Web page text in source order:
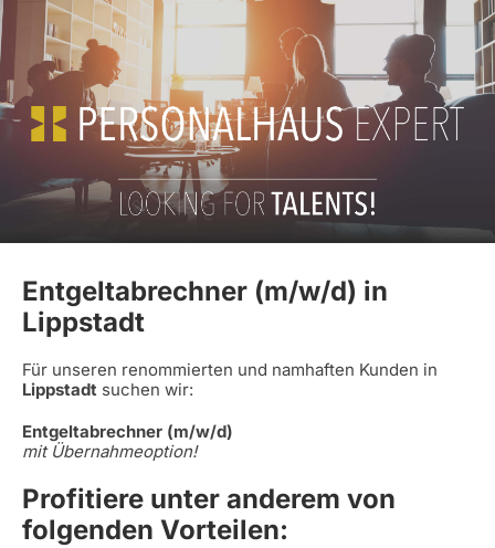
Entgeltabrechner (m/w/d) in
Lippstadt
Für unseren renommierten und namhaften Kunden in
Lippstadt suchen wir:
Entgeltabrechner (m/w/d)
mit Übernahmeoption!
Profitiere unter anderem von
folgenden Vorteilen: